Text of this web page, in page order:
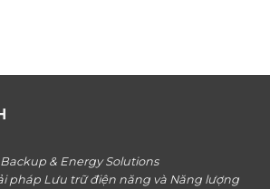
Backup & Energy Solutions
pháp Lưu trữ điện năng và Năng lượng